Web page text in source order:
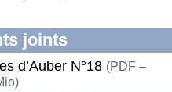
joints
d’Auber N°18 (PDF –
)